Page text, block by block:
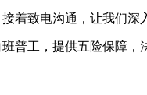
着致电沟通，让我们深
普工，提供五险保障，